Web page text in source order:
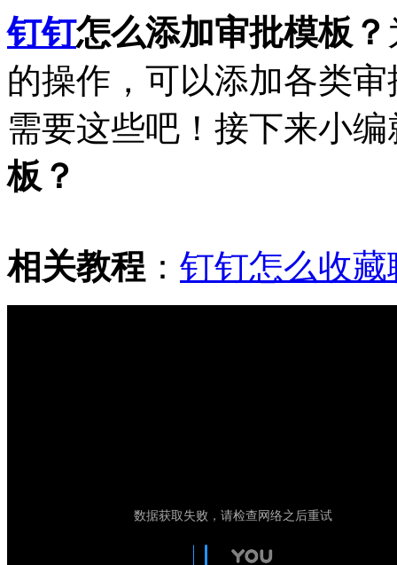
钉钉怎么添加审批模板？
的操作，可以添加各类
需要这些吧！接下来小
板？
相关教程 ： 钉钉怎么收